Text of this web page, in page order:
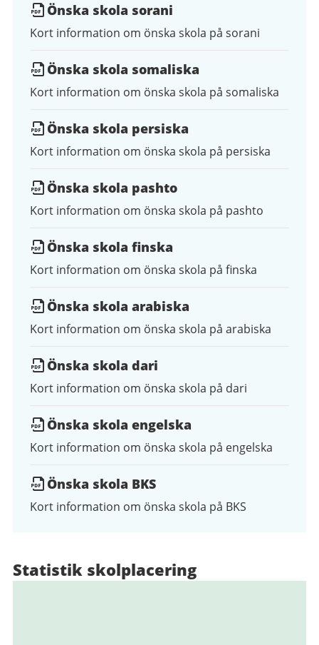
Önska skola sorani
Kort information om önska skola på sorani
Önska skola somaliska
Kort information om önska skola på somaliska
Önska skola persiska
Kort information om önska skola på persiska
Önska skola pashto
Kort information om önska skola på pashto
Önska skola finska
Kort information om önska skola på finska
Önska skola arabiska
Kort information om önska skola på arabiska
Önska skola dari
Kort information om önska skola på dari
Önska skola engelska
Kort information om önska skola på engelska
Önska skola BKS
Kort information om önska skola på BKS
Statistik skolplacering